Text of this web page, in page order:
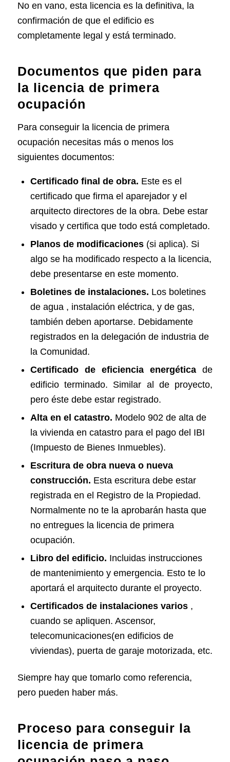
No en vano, esta licencia es la definitiva, la
confirmación de que el edificio es
completamente legal y está terminado.
Documentos que piden para
la licencia de primera
ocupación
Para conseguir la licencia de primera
ocupación necesitas más o menos los
siguientes documentos:
Certificado final de obra. Este es el
certificado que firma el aparejador y el
arquitecto directores de la obra. Debe estar
visado y certifica que todo está completado.
Planos de modificaciones(si aplica). Si
algo se ha modificado respecto a la licencia,
debe presentarse en este momento.
Boletines de instalaciones. Los boletines
de agua, instalación eléctrica, y de gas,
también deben aportarse. Debidamente
registrados en la delegación de industria de
la Comunidad.
Certificado de eficiencia energética
de
edificio terminado. Similar al de proyecto,
pero éste debe estar registrado.
Alta en el catastro. Modelo 902 de alta de
la vivienda en catastro para el pago del IBI
(Impuesto de Bienes Inmuebles).
Escritura de obra nueva o nueva
construcción. Esta escritura debe estar
registrada en el Registro de la Propiedad.
Normalmente no te la aprobarán hasta que
no entregues la licencia de primera
ocupación.
Libro del edificio. Incluidas instrucciones
de mantenimiento y emergencia. Esto te lo
aportará el arquitecto durante el proyecto.
Certificados de instalaciones varios ,
cuando se apliquen. Ascensor,
telecomunicaciones(en edificios de
viviendas), puerta de garaje motorizada, etc.
Siempre hay que tomarlo como referencia,
pero pueden haber más.
Proceso para conseguir la
licencia de primera